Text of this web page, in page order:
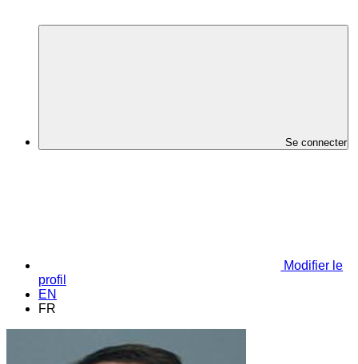
Se connecter
Modifier le
profil
EN
FR